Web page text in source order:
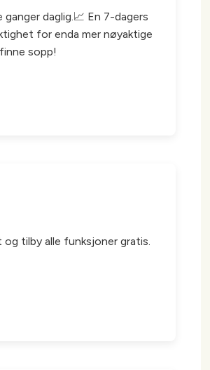
daglig.📈 En 7-dagers
for enda mer nøyaktige
sopp!
tilby alle funksjoner gratis.